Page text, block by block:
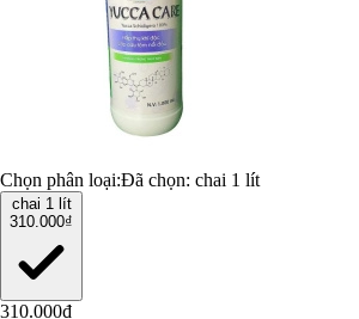
Chọn phân loại:Đã chọn: chai 1 lít
chai 1 lít
310.000₫
310.000₫